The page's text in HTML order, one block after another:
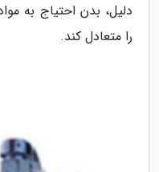
را متعادل کند.